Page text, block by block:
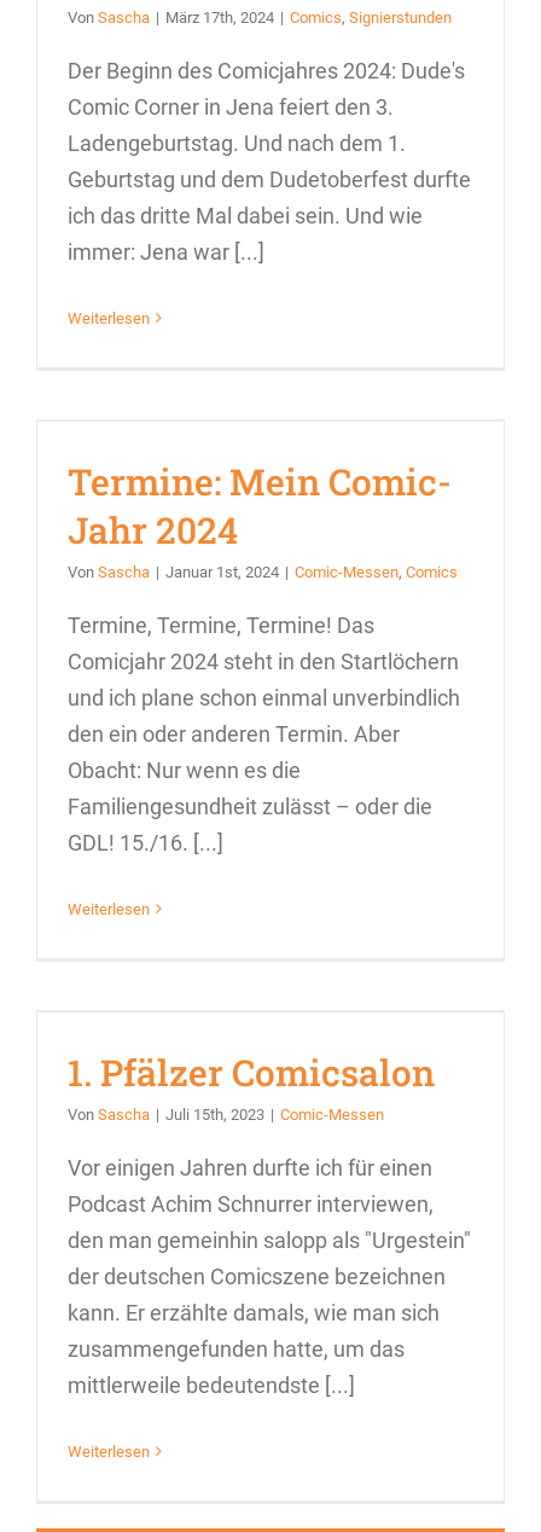
Von Sascha | März 17th, 2024 | Comics, Signierstunden
Der Beginn des Comicjahres 2024: Dude's
Comic Corner in Jena feiert den 3.
Ladengeburtstag. Und nach dem 1.
Geburtstag und dem Dudetoberfest durfte
ich das dritte Mal dabei sein. Und wie
immer: Jena war [...]
Weiterlesen
Termine: Mein Comic-
Jahr 2024
Von Sascha | Januar 1st, 2024 | Comic-Messen, Comics
Termine, Termine, Termine! Das
Comicjahr 2024 steht in den Startlöchern
und ich plane schon einmal unverbindlich
den ein oder anderen Termin. Aber
Obacht: Nur wenn es die
Familiengesundheit zulässt – oder die
GDL! 15./16. [...]
Weiterlesen
1. Pfälzer Comicsalon
Von Sascha | Juli 15th, 2023 | Comic-Messen
Vor einigen Jahren durfte ich für einen
Podcast Achim Schnurrer interviewen,
den man gemeinhin salopp als "Urgestein"
der deutschen Comicszene bezeichnen
kann. Er erzählte damals, wie man sich
zusammengefunden hatte, um das
mittlerweile bedeutendste [...]
Weiterlesen